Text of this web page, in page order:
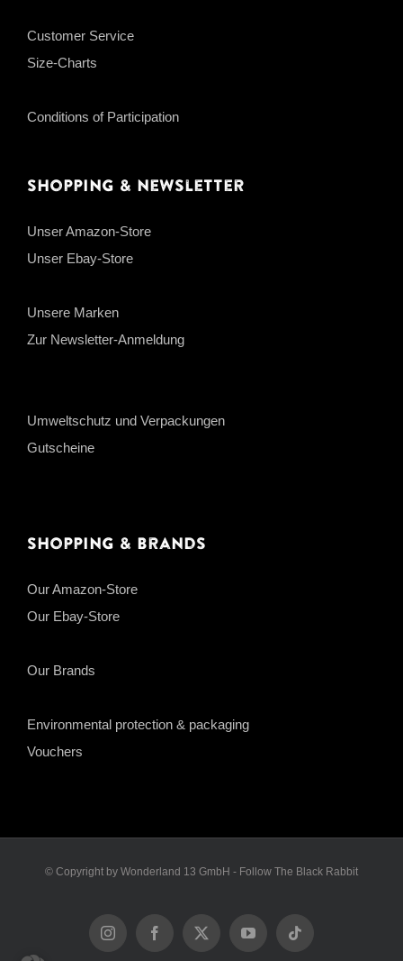
Customer Service
Size-Charts
Conditions of Participation
Shopping & Newsletter
Unser Amazon-Store
Unser Ebay-Store
Unsere Marken
Zur Newsletter-Anmeldung
Umweltschutz und Verpackungen
Gutscheine
Shopping & Brands
Our Amazon-Store
Our Ebay-Store
Our Brands
Environmental protection & packaging
Vouchers
© Copyright by Wonderland 13 GmbH - Follow The Black Rabbit
InstagramFacebook
X YouTubeTiktok